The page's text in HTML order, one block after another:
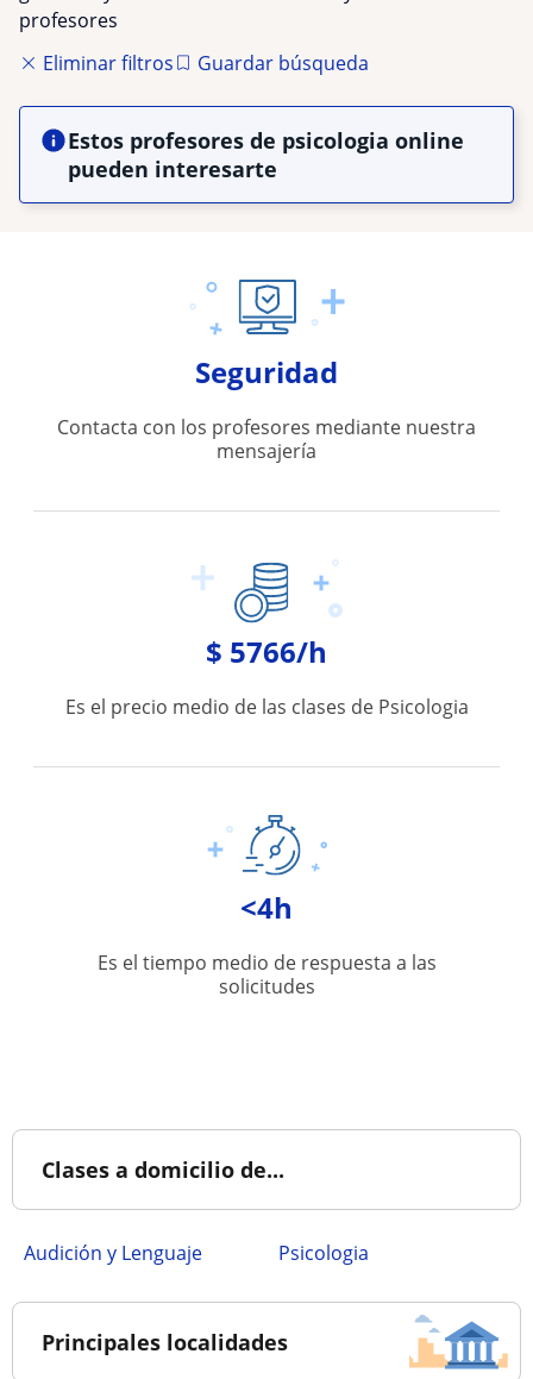
profesores
Eliminar filtros
Guardar búsqueda
Estos profesores de psicologia online
pueden interesarte
Seguridad
Contacta con los profesores mediante nuestra
mensajería
$ 5766/h
Es el precio medio de las clases de Psicologia
<4h
Es el tiempo medio de respuesta a las
solicitudes
Clases a domicilio de...
Audición y Lenguaje Psicologia
Principales localidades